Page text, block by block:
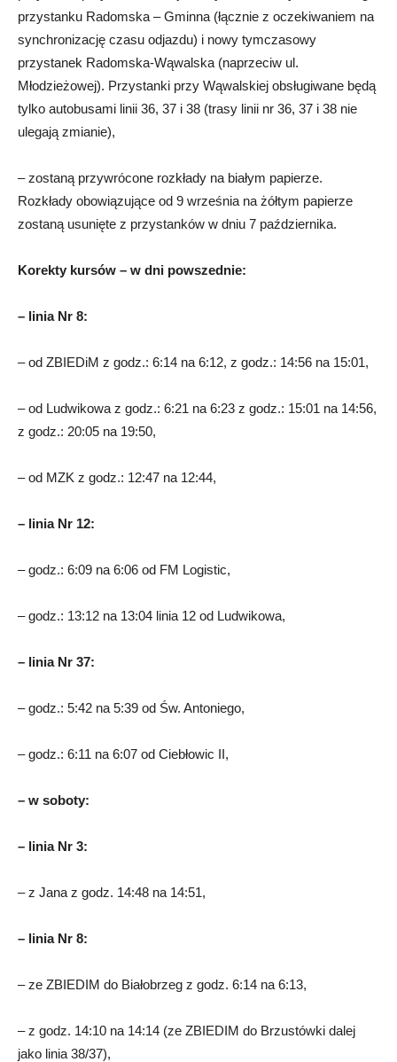
przystanku Radomska – Gminna (łącznie z oczekiwaniem na
synchronizację czasu odjazdu) i nowy tymczasowy
przystanek Radomska-Wąwalska (naprzeciw ul.
Młodzieżowej). Przystanki przy Wąwalskiej obsługiwane będą
tylko autobusami linii 36, 37 i 38 (trasy linii nr 36, 37 i 38 nie
ulegają zmianie),
– zostaną przywrócone rozkłady na białym papierze.
Rozkłady obowiązujące od 9 września na żółtym papierze
zostaną usunięte z przystanków w dniu 7 października.
Korekty kursów – w dni powszednie:
– linia Nr 8:
– od ZBIEDiM z godz.: 6:14 na 6:12, z godz.: 14:56 na 15:01,
– od Ludwikowa z godz.: 6:21 na 6:23 z godz.: 15:01 na 14:56,
z godz.: 20:05 na 19:50,
– od MZK z godz.: 12:47 na 12:44,
– linia Nr 12:
– godz.: 6:09 na 6:06 od FM Logistic,
– godz.: 13:12 na 13:04 linia 12 od Ludwikowa,
– linia Nr 37:
– godz.: 5:42 na 5:39 od Św. Antoniego,
– godz.: 6:11 na 6:07 od Ciebłowic II,
– w soboty:
– linia Nr 3:
– z Jana z godz. 14:48 na 14:51,
– linia Nr 8:
– ze ZBIEDIM do Białobrzeg z godz. 6:14 na 6:13,
– z godz. 14:10 na 14:14 (ze ZBIEDIM do Brzustówki dalej
jako linia 38/37),